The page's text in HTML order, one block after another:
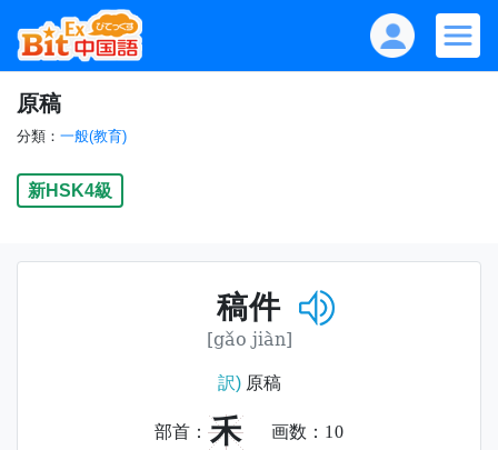
原稿
分類： 一般(教育)
新HSK4級
稿件
[gǎo jiàn]
訳)原稿
部首： 禾 画数： 10